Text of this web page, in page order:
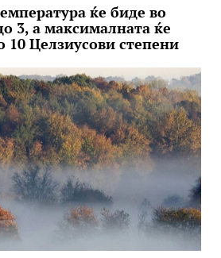
ќе биде во
3, а максималната ќе
10 Целзиусови степени